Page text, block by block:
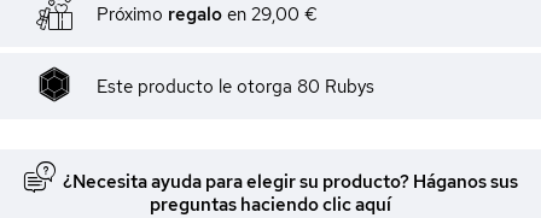
Próximo regalo en 29,00 €
Este producto le otorga 80 Rubys
¿Necesita ayuda para elegir su producto? Háganos sus
preguntas haciendo clic aquí